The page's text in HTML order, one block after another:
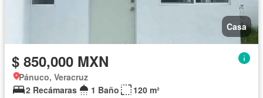
Casa
$ 850,000 MXN
Pánuco, Veracruz
2 Recámaras
1 Baño 120 m²